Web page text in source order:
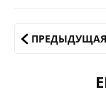
ПРЕДЫДУЩАЯ